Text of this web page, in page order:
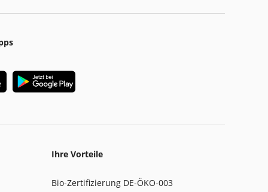
Ihre Vorteile
Bio-Zertifizierung DE-ÖKO-003